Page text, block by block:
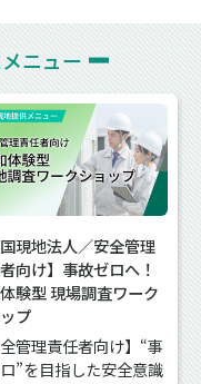
ニュー
国現地法人／安全管理
向け】事故ゼロへ！
験型 現場調査ワーク
プ
全管理責任者向け】“事
”を目指した安全意識